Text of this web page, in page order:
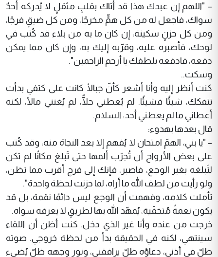
– "اللهم إن عبدك هذا قد أتاك بقلبٍ مثقلٍ لا يُدركه أحدٌ
سواك، فاجعل له من كل همٍّ مخرجًا، ومن كل ضيقٍ فرجًا،
ومن كل حزنٍ سكينة، إن كان ما به من بلاء قد كُتب في
لوحك، فأصبره عليه، وقرّبه إليك به، وإن كان مما يمكن
دفعه، فادفعه بلطفك يا أرحم الراحمين".
وسكت..
كنت أنظر إليه وأنا أشعر كأنّ جبالًا كانت على كتفي بدأت
تتفكك، شيئًا فشيئًا. لم يُعطني حلًّا، لم يُغنني مالًا، لكنه
أعطاني ما لم يعطني أحد: السلام.
قال بعدها بهدوء:
– "يا بني، الهمّ امتحان لا يُفهم إلا بعد النجاة منه، وقد كُتب
على بعض الأرواح أن تُجرّب ألمها حتى تَبلغ مكانًا لم تكن
لتَبلغه بغير الوجع، فاصبر، فإنك إلى فرج أقرب مما تظن،
ولو رأيت من لطف الله ما أراه، لما حزنت لحظة واحدة".
تأملت كلامه، وفهمت أن الوجع ليس دائمًا نقمة، بل قد
يكون نعمةً مُتخفّية، يُمهّد الله بها لطريقٍ لا يعرفه سواه.
خرجت من عنده وأنا غير الذي دخل. كنت أظن أن اللقاء
سينتهي، لكنه في الحقيقة بدأ من لحظة خروجي. صوته
ظلّ في أذني، دعاؤه ظلّ يرافقني، ونور وجهه ظلّ يُضيء